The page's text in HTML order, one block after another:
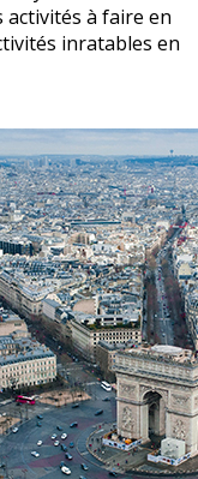
à faire en
inratables en